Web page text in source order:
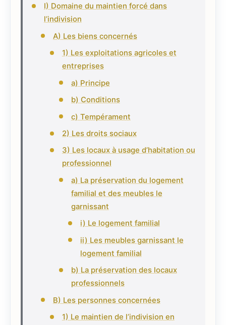
I) Domaine du maintien forcé dans
l’indivision
A) Les biens concernés
1) Les exploitations agricoles et
entreprises
a) Principe
b) Conditions
c) Tempérament
2) Les droits sociaux
3) Les locaux à usage d’habitation ou
professionnel
a) La préservation du logement
familial et des meubles le
garnissant
i) Le logement familial
ii) Les meubles garnissant le
logement familial
b) La préservation des locaux
professionnels
B) Les personnes concernées
1) Le maintien de l’indivision en